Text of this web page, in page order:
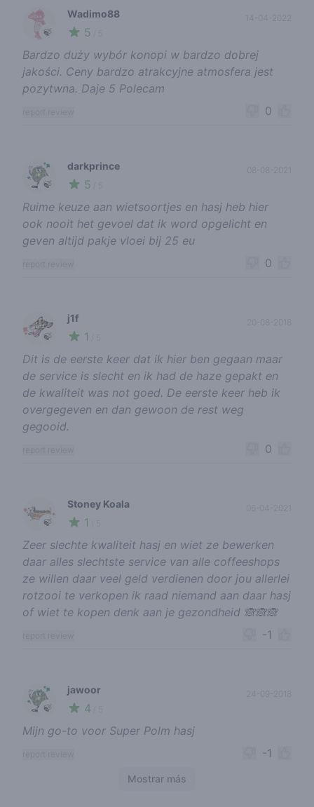
🍃
Wadimo88
5
Bardzo duży wybór konopi w bardzo dobrej
jakości. Ceny bardzo atrakcyjne atmosfera jest
pozytwna. Daje 5 Polecam
0
🍃
darkprince
5
Ruime keuze aan wietsoortjes en hasj heb hier
ook nooit het gevoel dat ik word opgelicht en
geven altijd pakje vloei bij 25 eu
0
🍃
j1f
1
Dit is de eerste keer dat ik hier ben gegaan maar
de service is slecht en ik had de haze gepakt en
de kwaliteit was not goed. De eerste keer heb ik
overgegeven en dan gewoon de rest weg
gegooid.
0
🍃
Stoney Koala
1
Zeer slechte kwaliteit hasj en wiet ze bewerken
daar alles slechtste service van alle coffeeshops
ze willen daar veel geld verdienen door jou allerlei
rotzooi te verkopen ik raad niemand aan daar hasj
of wiet te kopen denk aan je gezondheid 🙈🙈🙈
-1
🍃
jawoor
4
Mijn go-to voor Super Polm hasj
-1
Mostrar más